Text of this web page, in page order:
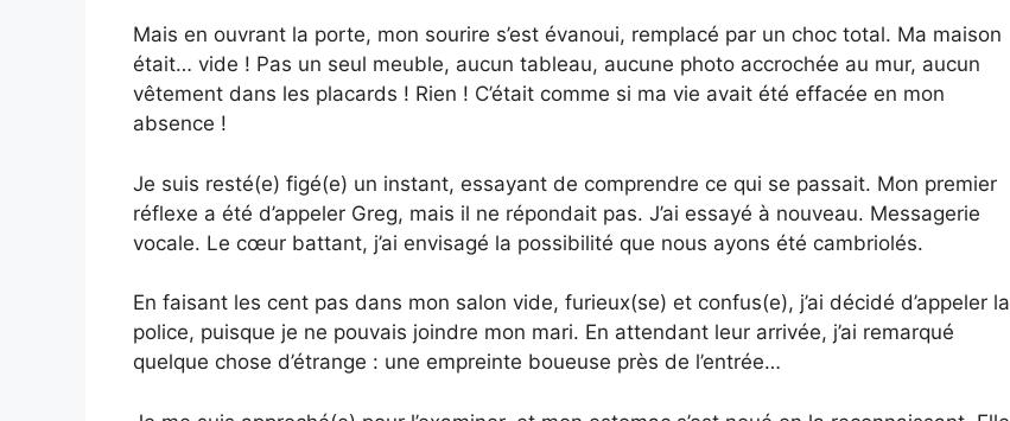
Mais en ouvrant la porte, mon sourire s’est évanoui, remplacé par un choc total. Ma maison
était… vide ! Pas un seul meuble, aucun tableau, aucune photo accrochée au mur, aucun
vêtement dans les placards ! Rien ! C’était comme si ma vie avait été effacée en mon
absence !
Je suis resté(e) figé(e) un instant, essayant de comprendre ce qui se passait. Mon premier
réflexe a été d’appeler Greg, mais il ne répondait pas. J’ai essayé à nouveau. Messagerie
vocale. Le cœur battant, j’ai envisagé la possibilité que nous ayons été cambriolés.
En faisant les cent pas dans mon salon vide, furieux(se) et confus(e), j’ai décidé d’appeler la
police, puisque je ne pouvais joindre mon mari. En attendant leur arrivée, j’ai remarqué
quelque chose d’étrange : une empreinte boueuse près de l’entrée…